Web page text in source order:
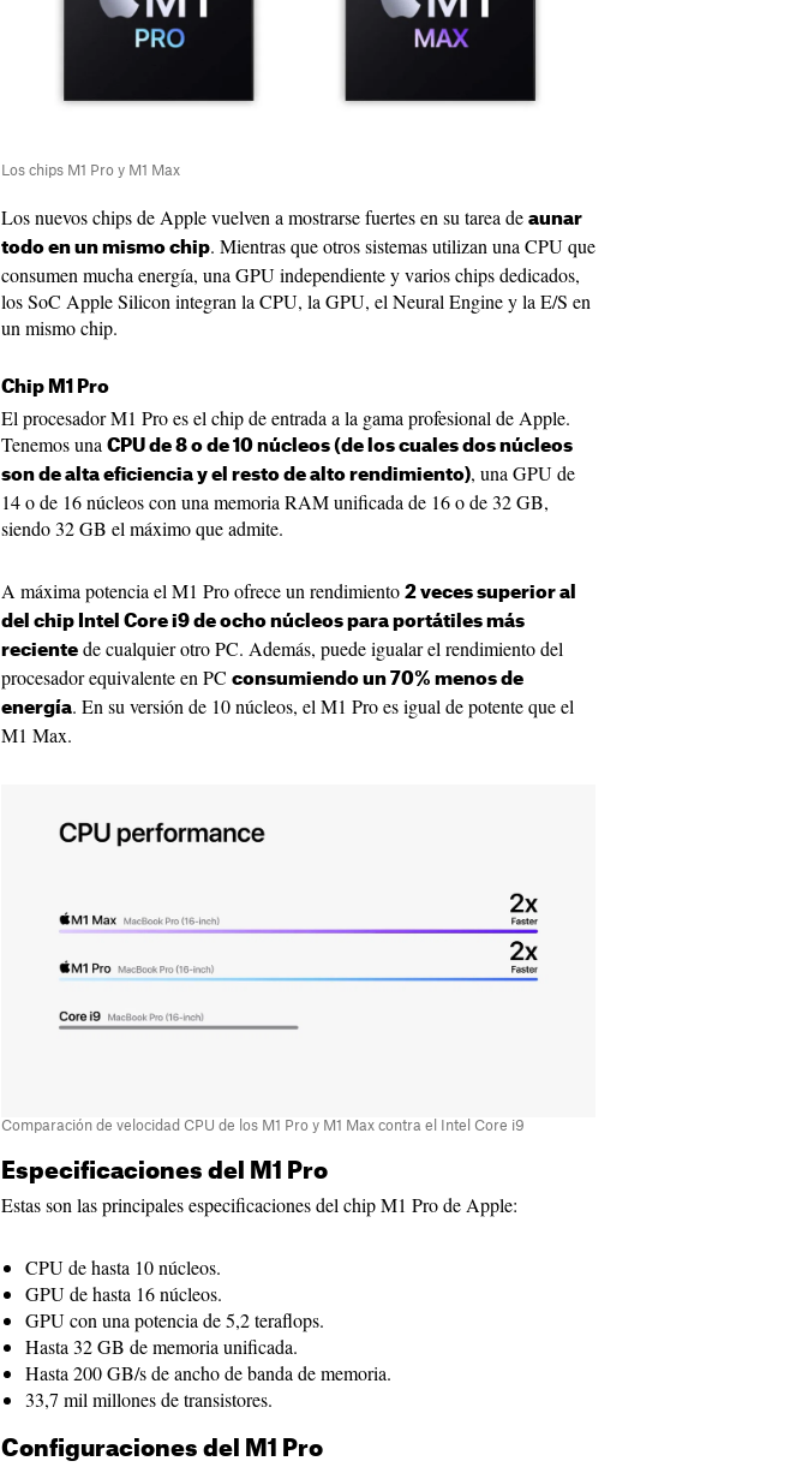
Los chips M1 Pro y M1 Max
Los nuevos chips de Apple vuelven a mostrarse fuertes en su tarea de aunar
todo en un mismo chip. Mientras que otros sistemas utilizan una CPU que
consumen mucha energía, una GPU independiente y varios chips dedicados,
los SoC Apple Silicon integran la CPU, la GPU, el Neural Engine y la E/S en
un mismo chip.
Chip M1 Pro
El procesador M1 Pro es el chip de entrada a la gama profesional de Apple.
Tenemos una CPU de 8 o de 10 núcleos (de los cuales dos núcleos
son de alta eficiencia y el resto de alto rendimiento), una GPU de
14 o de 16 núcleos con una memoria RAM unificada de 16 o de 32 GB,
siendo 32 GB el máximo que admite.
A máxima potencia el M1 Pro ofrece un rendimiento 2 veces superior al
del chip Intel Core i9 de ocho núcleos para portátiles más
reciente de cualquier otro PC. Además, puede igualar el rendimiento del
procesador equivalente en PC consumiendo un 70% menos de
energía. En su versión de 10 núcleos, el M1 Pro es igual de potente que el
M1 Max.
Comparación de velocidad CPU de los M1 Pro y M1 Max contra el Intel Core i9
Especificaciones del M1 Pro
Estas son las principales especificaciones del chip M1 Pro de Apple:
CPU de hasta 10 núcleos.
GPU de hasta 16 núcleos.
GPU con una potencia de 5,2 teraflops.
Hasta 32 GB de memoria unificada.
Hasta 200 GB/s de ancho de banda de memoria.
33,7 mil millones de transistores.
Configuraciones del M1 Pro